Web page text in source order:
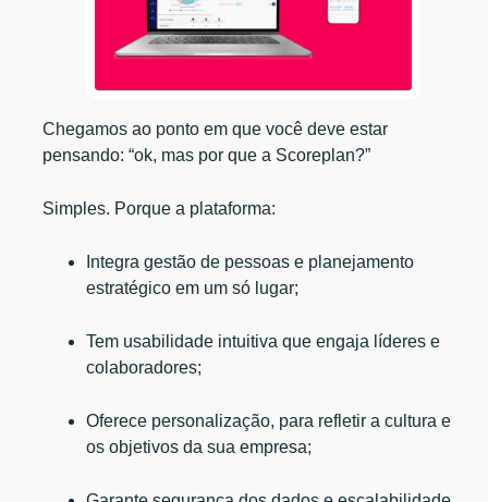
Chegamos ao ponto em que você deve estar
pensando: “ok, mas por que a Scoreplan?”
Simples. Porque a plataforma:
Integra gestão de pessoas e planejamento
estratégico em um só lugar;
Tem usabilidade intuitiva que engaja líderes e
colaboradores;
Oferece personalização, para refletir a cultura e
os objetivos da sua empresa;